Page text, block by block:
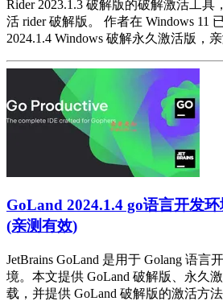
Rider 2023.1.3 破解版的破解激活工具
活 rider 破解版。 作者在 Windows 11
2024.1.4 Windows 破解永久激活版，
GoLand 2024.1.4 go语言开发
(亲测有效)
JetBrains GoLand 是用于 Golang 语言
境。本文提供 GoLand 破解版、永久
载，并提供 GoLand 破解版的激活方